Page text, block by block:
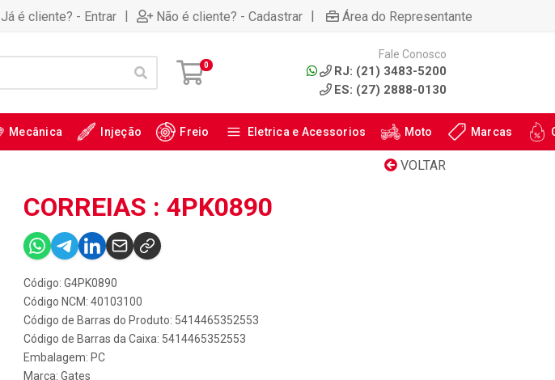
Já é cliente? - Entrar | Não é cliente? - Cadastrar | Área do Representante
0
Fale Conosco
RJ: (21) 3483-5200
ES: (27) 2888-0130
Mecânica Injeção Freio Eletrica e Acessorios Moto Marcas
VOLTAR
CORREIAS : 4PK0890
Código: G4PK0890
Código NCM: 40103100
Código de Barras do Produto: 5414465352553
Código de Barras da Caixa: 5414465352553
Embalagem: PC
Marca: Gates